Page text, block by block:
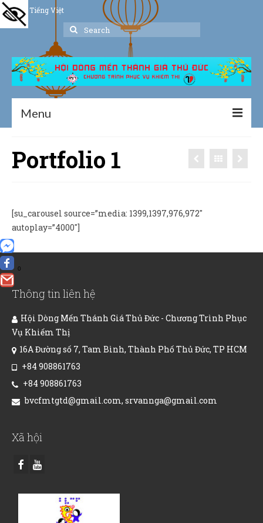
0
Tiếng Việt
Search
Menu
Giới thiệu
Thư viện
Giúp đỡ
Liên hệ
Portfolio 1
[su_carousel source=”media: 1399,1397,976,972″
autoplay=”4000″]
Thông tin liên hệ
Hội Dòng Mến Thánh Giá Thủ Đức - Chương Trình Phục
Vụ Khiếm Thị
16A Đường số 7, Tam Bình, Thành Phố Thủ Đức, TP HCM
+84 908861763
+84 908861763
bvcfmtgtd@gmail.com, srvannga@gmail.com
Xã hội